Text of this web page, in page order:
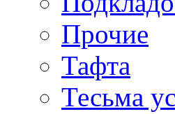
Прочие
Тафта
Тесьма